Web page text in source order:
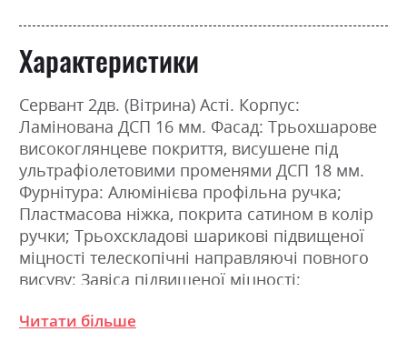
Характеристики
Сервант 2дв. (Вітрина) Асті. Корпус:
Ламінована ДСП 16 мм. Фасад: Трьохшарове
високоглянцеве покриття, висушене під
ультрафіолетовими променями ДСП 18 мм.
Фурнітура: Алюмінієва профільна ручка;
Пластмасова ніжка, покрита сатином в колір
ручки; Трьохскладові шарикові підвищеної
міцності телескопічні направляючі повного
висуву; Завіса підвищеної міцності;
ексцентрикової стяжки (MINIFIX). Розміри:
Читати більше